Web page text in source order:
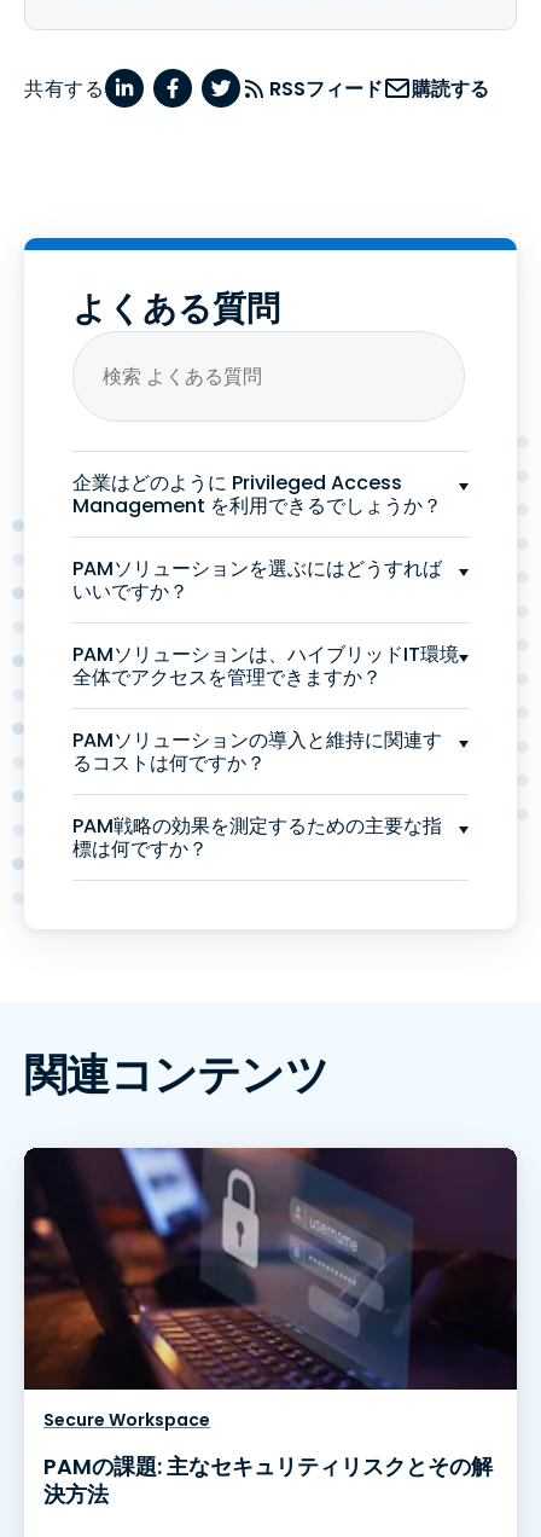
共有する RSSフィード 購読する
よくある質問
企業はどのように Privileged Access
Management を利用できるでしょうか？
PAMソリューションを選ぶにはどうすれば
いいですか？
PAMソリューションは、ハイブリッドIT環境
全体でアクセスを管理できますか？
PAMソリューションの導入と維持に関連す
るコストは何ですか？
PAM戦略の効果を測定するための主要な指
標は何ですか？
関連コンテンツ
Secure Workspace
PAMの課題: 主なセキュリティリスクとその解
決方法